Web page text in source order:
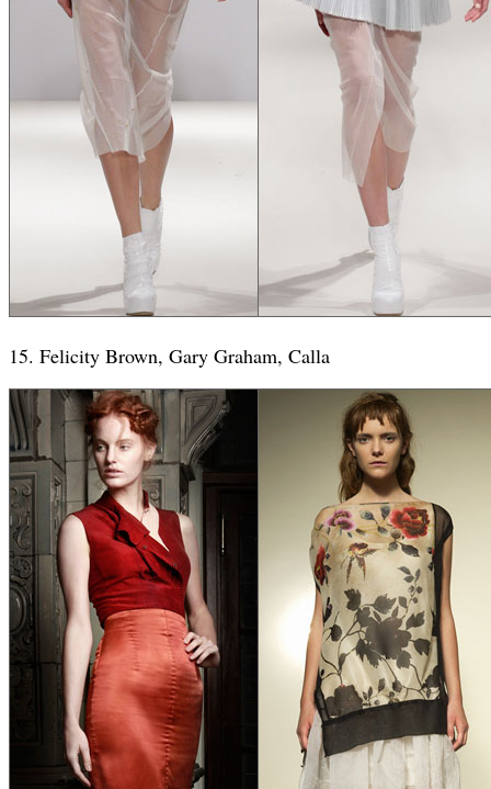
15. Felicity Brown, Gary Graham, Calla